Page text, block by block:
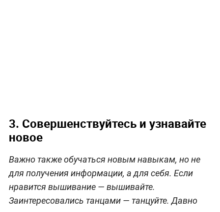
3. Совершенствуйтесь и узнавайте
новое
Важно также обучаться новым навыкам, но не
для получения информации, а для себя. Если
нравится вышивание — вышивайте.
Заинтересовались танцами — танцуйте. Давно